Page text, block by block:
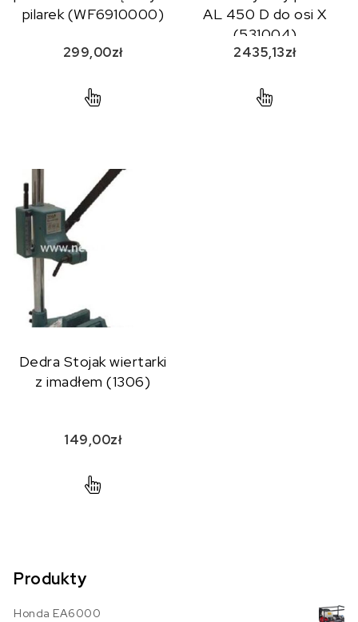
pilarek (WF6910000)
299,00zł
AL 450 D do osi X
(531004)
2435,13zł
Dedra Stojak wiertarki
z imadłem (1306)
149,00zł
Produkty
Honda EA6000